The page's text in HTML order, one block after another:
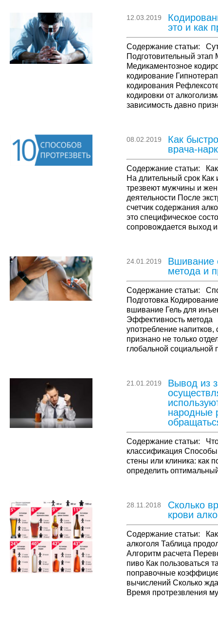
спиртосодержащим …
12.03.2019
это и как
Содержание статьи:
Подготовительный
Медикаментозное
кодирование
кодирования
кодировки от
зависимость давно
воспринимать
компонент …
08.02.2019
Как
врача-
Содержание статьи: Как
На длительный срок Как
трезвеют мужчины и
деятельности После
счетчик содержания
это специфическое
сопровождается выход
24.01.2019
Вшивание
метода и
Содержание статьи:
Подготовка
вшивание Гель для
Эффективность метода
употребление
признано не только
глобальной социальной
необходимости
21.01.2019
Вывод из
народные
Содержание статьи: Что
классификация
стены или клиника: как
определить
медицинском
Вывод из запоя – это
28.11.2018
Сколько
крови
Содержание статьи:
алкоголя Таблица
Алгоритм расчета
пиво Как пользоваться
поправочные
вычислений Сколько
Время протрезвления